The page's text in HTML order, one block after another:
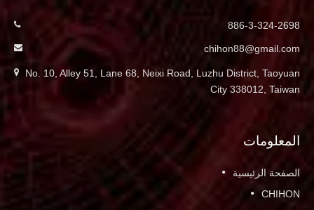
886-3-324-2698
chihon88@gmail.com
No. 10, Alley 51, Lane 68, Neixi Road, Luzhu District, Taoyuan
City 338012, Taiwan
المعلومات
الصفحة الرئيسية
CHIHON